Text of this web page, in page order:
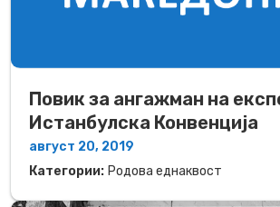
Повик за ангажман на
Истанбулска Конвенција
август 20, 2019
Категории: Родова еднаквост